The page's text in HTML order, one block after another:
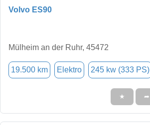
Volvo ES90
Mülheim an der Ruhr, 45472
19.500 km Elektro 245 kw (333 PS)
★ ➦